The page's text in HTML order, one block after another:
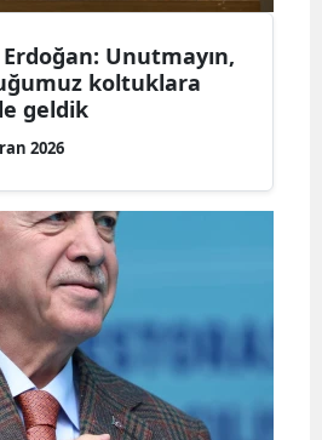
Unutmayın,
koltuklara
geldik
2026